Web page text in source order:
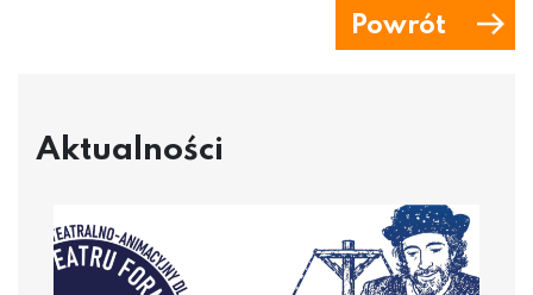
Powrót
Aktualności